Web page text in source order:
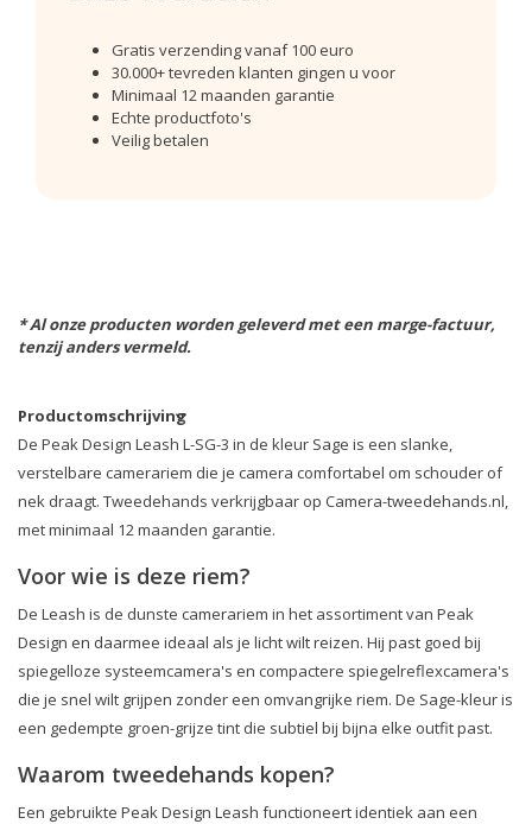
Gratis verzending vanaf 100 euro
30.000+ tevreden klanten gingen u voor
Minimaal 12 maanden garantie
Echte productfoto's
Veilig betalen
* Al onze producten worden geleverd met een marge-factuur,
tenzij anders vermeld.
Productomschrijving
De Peak Design Leash L-SG-3 in de kleur Sage is een slanke,
verstelbare camerariem die je camera comfortabel om schouder of
nek draagt. Tweedehands verkrijgbaar op Camera-tweedehands.nl,
met minimaal 12 maanden garantie.
Voor wie is deze riem?
De Leash is de dunste camerariem in het assortiment van Peak
Design en daarmee ideaal als je licht wilt reizen. Hij past goed bij
spiegelloze systeemcamera's en compactere spiegelreflexcamera's
die je snel wilt grijpen zonder een omvangrijke riem. De Sage-kleur is
een gedempte groen-grijze tint die subtiel bij bijna elke outfit past.
Waarom tweedehands kopen?
Een gebruikte Peak Design Leash functioneert identiek aan een